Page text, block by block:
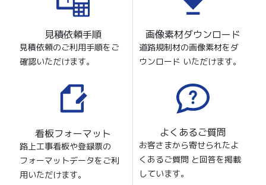
見積依頼手順
見積依頼のご利用手順をご
確認いただけます。
画像素材ダウンロード
道路規制材の画像素材をダ
ウンロード いただけます。
看板フォーマット
路上工事看板や登録票の
フォーマットデータをご利
用いただけます。
よくあるご質問
お客さまから寄せられたよ
くあるご質問 と回答を掲載
しています。